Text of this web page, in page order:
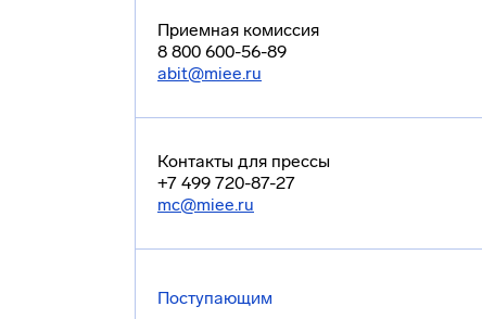
Приемная комиссия
8 800 600-56-89
abit@miee.ru
Контакты для прессы
+7 499 720-87-27
mc@miee.ru
Поступающим